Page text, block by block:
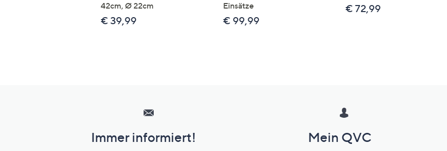
42cm, Ø 22cm
€ 39,99
Einsätze
€ 99,99
€ 72,99
Unternehmensinformationen
Immer informiert! Mein QVC